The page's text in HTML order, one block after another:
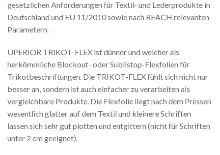
gesetzlichen Anforderungen für Textil- und Lederprodukte in
Deutschland und EU 11/2010 sowie nach REACH relevanten
Parametern.
UPERIOR TRIKOT-FLEX ist dünner und weicher als
herkömmliche Blockout- oder Sublistop-Flexfolien für
Trikotbeschriftungen. Die TRIKOT-FLEX fühlt sich nicht nur
besser an, sondern ist auch einfacher zu verarbeiten als
vergleichbare Produkte. Die Flexfolie liegt nach dem Pressen
wesentlich glatter auf dem Textil und kleinere Schriften
lassen sich sehr gut plotten und entgittern (nicht für Schriften
unter 2 cm geeignet).